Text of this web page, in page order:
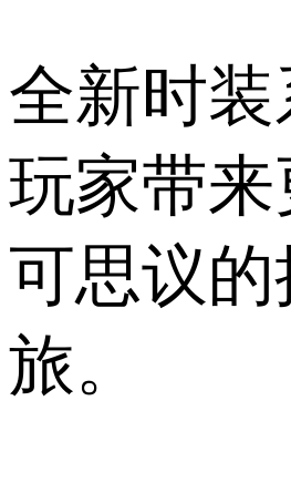
全新时装
玩家带来
可思议的
旅。